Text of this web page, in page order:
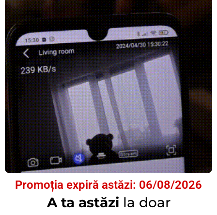
Promoția expiră astăzi: 06/08/2026
A ta astăzi la doar